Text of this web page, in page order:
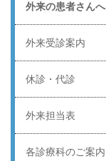
外来の患者さんへ
外来受診案内
休診・代診
外来担当表
各診療科のご案内